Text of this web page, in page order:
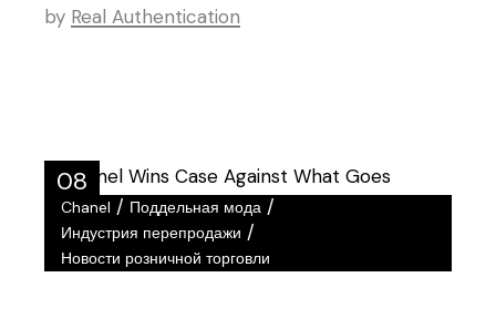
by Real Authentication
08
Фев
Chanel / Поддельная мода /
Индустрия перепродажи /
Новости розничной торговли